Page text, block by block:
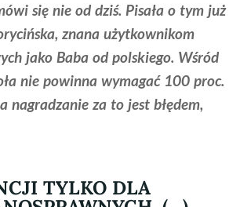
się nie od dziś. Pisała o tym już
znana użytkownikom
jako Baba od polskiego. Wśród
nie powinna wymagać 100 proc.
nagradzanie za to jest błędem,
TYLKO DLA